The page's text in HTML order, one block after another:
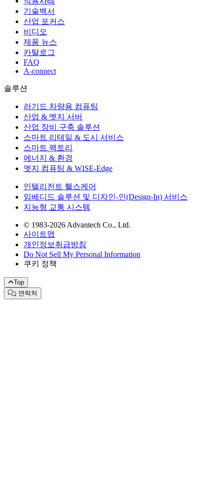
기술백서
산업 포커스
비디오
제품 뉴스
카탈로그
FAQ
A-connect
솔루션
러기드 차량용 컴퓨팅
산업 & 엣지 서버
산업 장비 구축 솔루션
스마트 리테일 & 도시 서비스
스마트 팩토리
에너지 & 환경
엣지 컴퓨팅 & WISE-Edge
인텔리전트 헬스케어
임베디드 솔루션 및 디자인-인(Design-In) 서비스
지능형 교통 시스템
© 1983-2026 Advantech Co., Ltd.
사이트맵
개인정보취급방침
Do Not Sell My Personal Information
쿠키 정책
Top
연락처